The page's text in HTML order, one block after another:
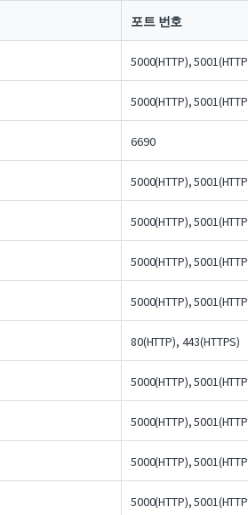
포트 번호
5000(HTTP),
5000(HTTP),
6690
5000(HTTP),
5000(HTTP),
5000(HTTP),
5000(HTTP),
80(HTTP), 443(HTTPS)
5000(HTTP),
5000(HTTP),
5000(HTTP),
5000(HTTP),